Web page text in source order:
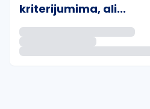
kriterijumima, ali...